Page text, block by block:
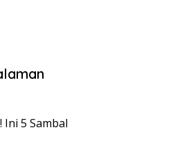
5 Sambal